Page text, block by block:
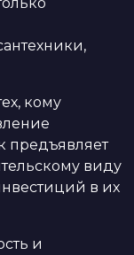
кому
виду
в их
и